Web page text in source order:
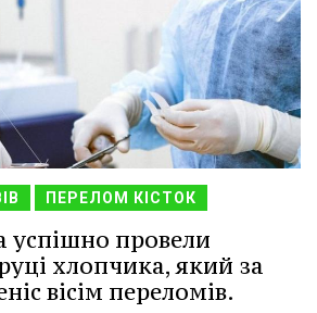
ПЕРЕЛОМ КІСТОК
успішно провели
хлопчика, який за
вісім переломів.